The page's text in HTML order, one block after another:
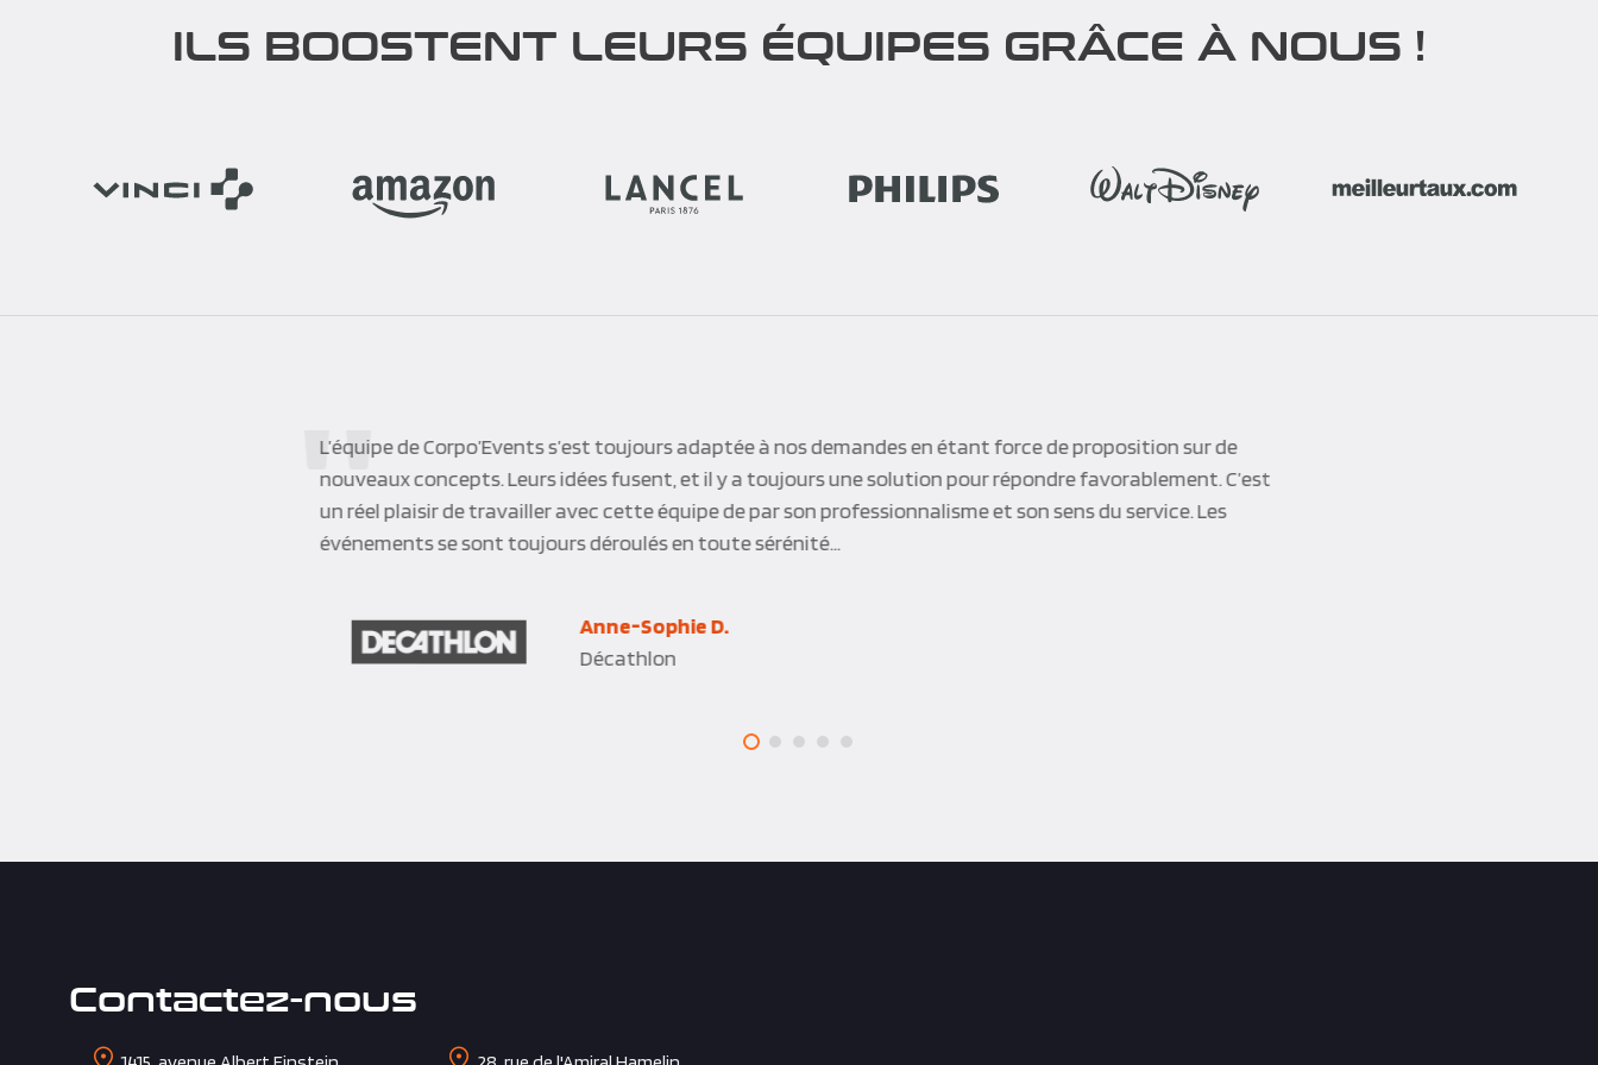
ILS BOOSTENT LEURS ÉQUIPES GRÂCE À NOUS !
L’équipe de Corpo’Events s’est toujours adaptée à nos demandes en étant force de proposition sur de
nouveaux concepts. Leurs idées fusent, et il y a toujours une solution pour répondre favorablement. C’est
un réel plaisir de travailler avec cette équipe de par son professionnalisme et son sens du service. Les
événements se sont toujours déroulés en toute sérénité…
Anne-Sophie D.
Décathlon
Contactez-nous